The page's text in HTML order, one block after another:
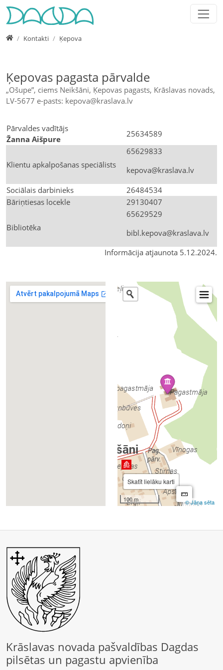
Jump directly to main navigation
Jump directly to content
Jump to sub navigation
HomeKontakti Ķepova
Ķepovas pagasta pārvalde
„Ošupe”, ciems Neikšāni, Ķepovas pagasts, Krāslavas novads,
LV-5677 e-pasts: kepova@kraslava.lv
Pārvaldes vadītājs
Žanna Aišpure
25634589
Klientu apkalpošanas speciālists
65629833
kepova@kraslava.lv
Sociālais darbinieks
26484534
Bāriņtiesas locekle
29130407
Bibliotēka
65629529
bibl.kepova@kraslava.lv
Informācija atjaunota 5.12.2024.
Krāslavas novada pašvaldības Dagdas
pilsētas un pagastu apvienība